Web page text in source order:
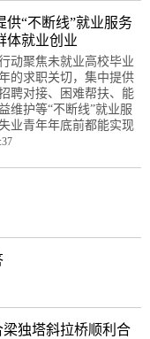
供“不断线”就业服务
体就业创业
动聚焦未就业高校毕业
的求职关切，集中提供
聘对接、困难帮扶、能
维护等“不断线”就业服
业青年年底前都能实现
独塔斜拉桥顺利合